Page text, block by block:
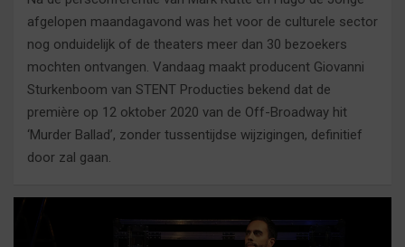
afgelopen maandagavond was het voor de culturele sector
nog onduidelijk of de theaters meer dan 30 bezoekers
mochten ontvangen. Vandaag maakt producent Giovanni
Sturkenboom van STENT Producties bekend dat de
première op 12 oktober 2020 van de Off-Broadway hit
‘Murder Ballad’, zonder tussentijdse wijzigingen, definitief
door zal gaan.